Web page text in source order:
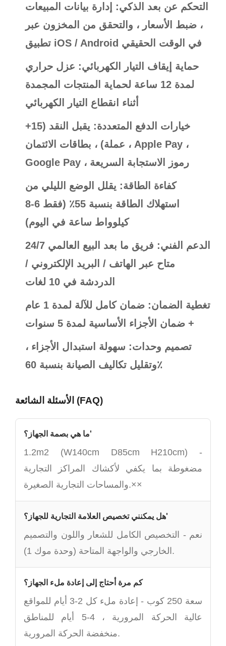
التحكم عن بعد الذكي: إدارة بيانات المبيعات
، ضبط الأسعار ، والتحقق من المخزون عبر
تطبيق iOS / Android في الوقت الحقيقي
حماية إيقاف التيار الكهربائي: عزل حراري
لمدة 12 ساعة لحماية المنتجات المجمدة
أثناء انقطاع التيار الكهربائي
خيارات الدفع المتعددة: يقبل النقد (15+
عملة) ، بطاقات الائتمان ، Apple Pay ،
Google Pay ، رموز الاستجابة السريعة
كفاءة الطاقة: يقلل الوضع الليلي من
استهلاك الطاقة بنسبة 55٪ (فقط 6-8
كيلوواط ساعة في اليوم)
24/7 الدعم الفني: فريق ما بعد البيع العالمي
متاح عبر الهاتف / البريد الإلكتروني /
الدردشة في 10 لغات
تغطية الضمان: ضمان كامل للآلة لمدة 1 عام
+ ضمان الأجزاء الأساسية لمدة 5 سنوات
تصميم وحدات: سهولة استبدال الأجزاء ،
وتقليل تكاليف الصيانة بنسبة 60٪
الأسئلة الشائعة (FAQ)
ما هي بصمة الجهاز؟'
1.2m2 (W140cm D85cm H210cm) -
مضغوطة بما يكفي لأكشاك المراكز التجارية
والمساحات التجارية الصغيرة.××
هل يمكنني تخصيص العلامة التجارية للجهاز؟'
نعم - التخصيص الكامل للشعار واللون والتصميم
الخارجي والواجهة المتاحة (وحدة موك 1).
كم مرة أحتاج إلى إعادة ملء الجهاز؟
سعة 250 كوب - إعادة ملء كل 2-3 أيام للمواقع
عالية الحركة المرورية ، 4-5 أيام للمناطق
منخفضة الحركة المرورية.